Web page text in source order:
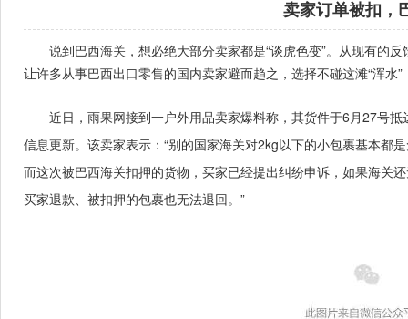
卖家订单被扣，
说到巴西海关 ，想必绝大部分卖家都是“谈虎色变”。从现有的
让许多从事巴西出口零售的国内卖家避而趋之，选择不碰这滩“浑水
近日，雨果网接到一户外用品卖家爆料称，其货件于6月27号
信息更新。该卖家表示：“别的国家海关对2kg以下的小包裹基本都
而这次被巴西海关扣押的货物，买家已经提出纠纷申诉，如果海关
买家退款、被扣押的包裹也无法退回。”